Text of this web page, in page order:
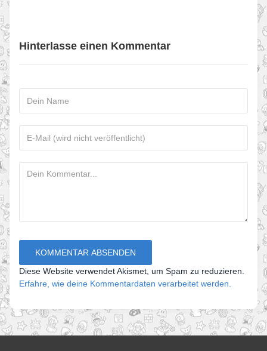
Hinterlasse einen Kommentar
Diese Website verwendet Akismet, um Spam zu reduzieren.
Erfahre, wie deine Kommentardaten verarbeitet werden.